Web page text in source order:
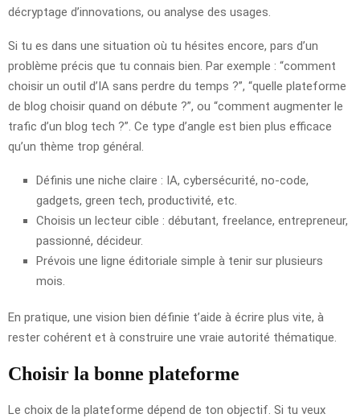
décryptage d’innovations, ou analyse des usages.
Si tu es dans une situation où tu hésites encore, pars d’un
problème précis que tu connais bien. Par exemple : “comment
choisir un outil d’IA sans perdre du temps ?”, “quelle plateforme
de blog choisir quand on débute ?”, ou “comment augmenter le
trafic d’un blog tech ?”. Ce type d’angle est bien plus efficace
qu’un thème trop général.
Définis une niche claire : IA, cybersécurité, no-code,
gadgets, green tech, productivité, etc.
Choisis un lecteur cible : débutant, freelance, entrepreneur,
passionné, décideur.
Prévois une ligne éditoriale simple à tenir sur plusieurs
mois.
En pratique, une vision bien définie t’aide à écrire plus vite, à
rester cohérent et à construire une vraie autorité thématique.
Choisir la bonne plateforme
Le choix de la plateforme dépend de ton objectif. Si tu veux